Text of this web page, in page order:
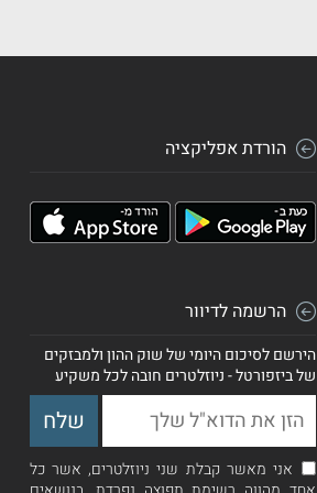
הורדת אפליקציה
הרשמה לדיוור
הירשם לסיכום היומי של שוק ההון ולמבזקים
של ביזפורטל - ניוזלטרים חובה לכל משקיע
אני מאשר קבלת שני ניוזלטרים, אשר כל